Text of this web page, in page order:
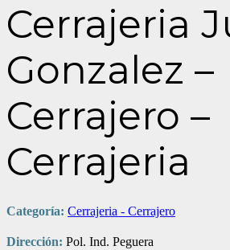
Cerrajeria
Gonzalez –
Cerrajero –
Cerrajeria
Categoría: Cerrajeria - Cerrajero
Dirección: Pol. Ind. Peguera